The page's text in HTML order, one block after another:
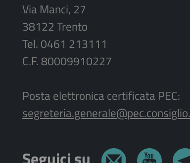
Via Manci, 27
38122 Trento
Tel. 0461 213111
C.F. 80009910227
Posta elettronica certificata PEC: